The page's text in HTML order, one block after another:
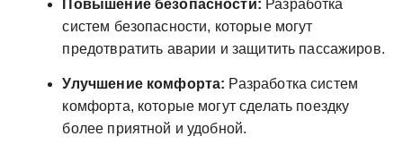
Повышение безопасности: Разработка
систем безопасности, которые могут
предотвратить аварии и защитить пассажиров.
Улучшение комфорта: Разработка систем
комфорта, которые могут сделать поездку
более приятной и удобной.